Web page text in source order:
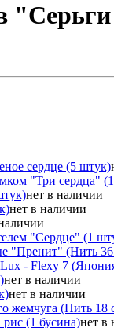
"Серьги
сердце (5 штук)
"Три сердца"
нет в наличии
нет в наличии
"Сердце" (1
"Пренит" (Нить
- Flexy 7
нет в наличии
нет в наличии
жемчуга (Нить 18
(1 бусина)нет в